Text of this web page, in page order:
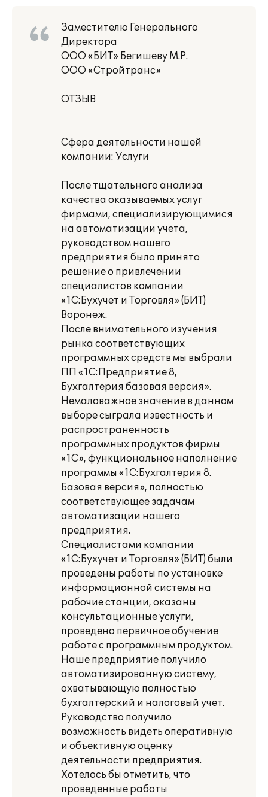
Заместителю Генерального
Директора
ООО «БИТ» Бегишеву М.Р.
ООО «Стройтранс»
ОТЗЫВ
Сфера деятельности нашей
компании: Услуги
После тщательного анализа
качества оказываемых услуг
фирмами, специализирующимися
на автоматизации учета,
руководством нашего
предприятия было принято
решение о привлечении
специалистов компании
«1С:Бухучет и Торговля» (БИТ)
Воронеж.
После внимательного изучения
рынка соответствующих
программных средств мы выбрали
ПП «1С:Предприятие 8,
Бухгалтерия базовая версия».
Немаловажное значение в данном
выборе сыграла известность и
распространенность
программных продуктов фирмы
«1С», функциональное наполнение
программы «1С:Бухгалтерия 8.
Базовая версия», полностью
соответствующее задачам
автоматизации нашего
предприятия.
Специалистами компании
«1С:Бухучет и Торговля» (БИТ) были
проведены работы по установке
информационной системы на
рабочие станции, оказаны
консультационные услуги,
проведено первичное обучение
работе с программным продуктом.
Наше предприятие получило
автоматизированную систему,
охватывающую полностью
бухгалтерский и налоговый учет.
Руководство получило
возможность видеть оперативную
и объективную оценку
деятельности предприятия.
Хотелось бы отметить, что
проведенные работы